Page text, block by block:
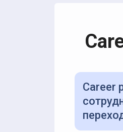
Career path — описанный маршрут профессионального роста